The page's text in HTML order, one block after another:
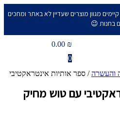
חינם בקנייה החל מ- 299₪ | קיימים מגוון מוצרים שעדיין לא באתר ומחכים
בחנות 😉​
0.00 ₪
0
והעשרה/ ספר אותיות אינטראקטיבי
עם טוש מחיק